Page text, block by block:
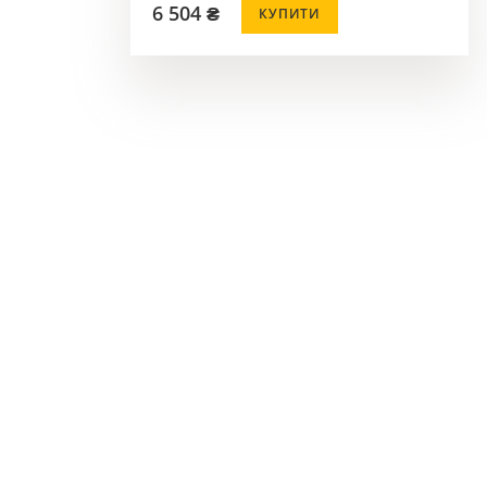
6 504 ₴ КУПИТИ